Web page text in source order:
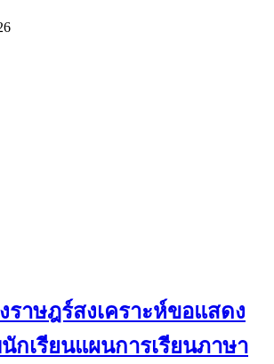
ราษฎร์สงเคราะห์ขอแสดง
กเรียนแผนการเรียนภาษา